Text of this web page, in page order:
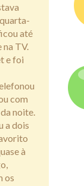
até
TV.
e foi
com
noite.
a dois
à
os